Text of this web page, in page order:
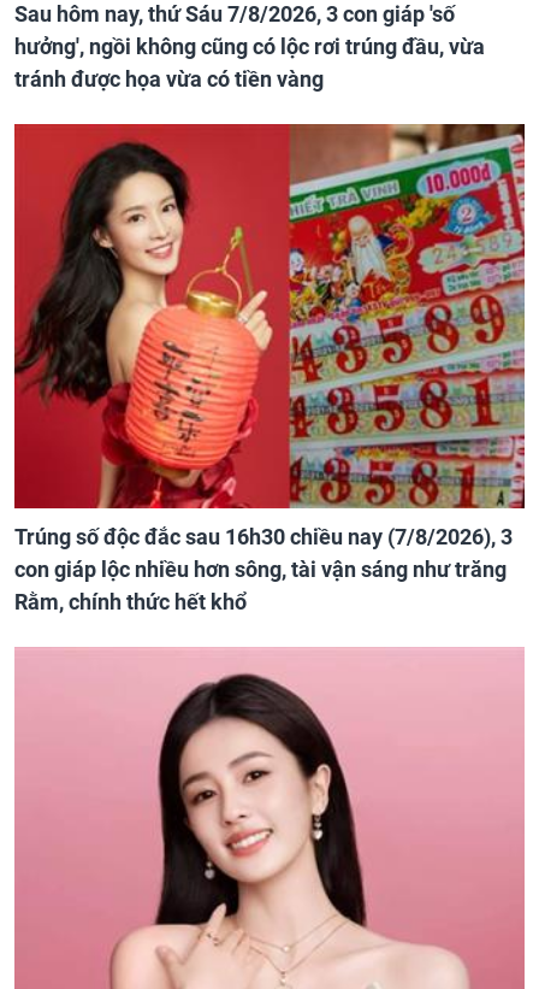
Sau hôm nay, thứ Sáu 7/8/2026, 3 con giáp 'số
hưởng', ngồi không cũng có lộc rơi trúng đầu, vừa
tránh được họa vừa có tiền vàng
Trúng số độc đắc sau 16h30 chiều nay (7/8/2026), 3
con giáp lộc nhiều hơn sông, tài vận sáng như trăng
Rằm, chính thức hết khổ